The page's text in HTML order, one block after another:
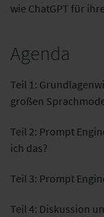
wie ChatGPT für
Agenda
Teil 1:
großen
Teil 2: Prompt
ich das?
Teil 3: Prompt
Teil 4: Diskussion